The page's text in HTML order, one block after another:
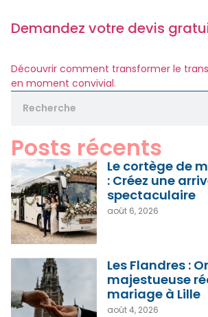
Demandez votre devis
Découvrir comment transformer le
en moment convivial.
Posts récents
Le cortège de
: Créez une
spectaculaire
août 6, 2026
Les Flandres :
majestueuse
mariage à Lille
août 4, 2026